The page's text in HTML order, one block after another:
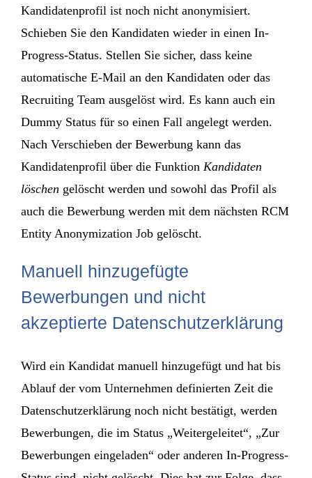
Kandidatenprofil ist noch nicht anonymisiert.
Schieben Sie den Kandidaten wieder in einen In-
Progress-Status. Stellen Sie sicher, dass keine
automatische E-Mail an den Kandidaten oder das
Recruiting Team ausgelöst wird. Es kann auch ein
Dummy Status für so einen Fall angelegt werden.
Nach Verschieben der Bewerbung kann das
Kandidatenprofil über die Funktion Kandidaten
löschen gelöscht werden und sowohl das Profil als
auch die Bewerbung werden mit dem nächsten RCM
Entity Anonymization Job gelöscht.
Manuell hinzugefügte
Bewerbungen und nicht
akzeptierte Datenschutzerklärung
Wird ein Kandidat manuell hinzugefügt und hat bis
Ablauf der vom Unternehmen definierten Zeit die
Datenschutzerklärung noch nicht bestätigt, werden
Bewerbungen, die im Status „Weitergeleitet“, „Zur
Bewerbungen eingeladen“ oder anderen In-Progress-